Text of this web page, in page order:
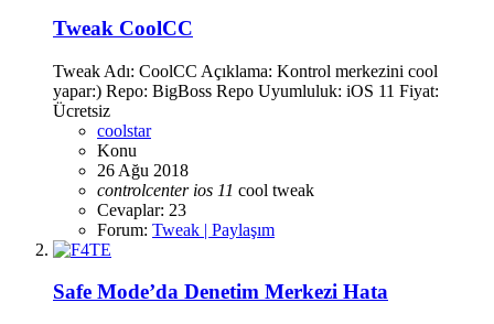
Tweak CoolCC
Tweak Adı: CoolCC Açıklama: Kontrol merkezini cool
yapar:) Repo: BigBoss Repo Uyumluluk: iOS 11 Fiyat:
Ücretsiz
coolstar
Konu
26 Ağu 2018
controlcenter ios 11 cool tweak
Cevaplar: 23
Forum: Tweak | Paylaşım
Safe Mode’da Denetim Merkezi Hata